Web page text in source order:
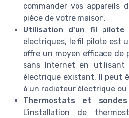
commander vos appareils
pièce de votre maison.
Utilisation d'un fil pilote
électriques, le fil pilote est
offre un moyen efficace de
sans Internet en utilisant
électrique existant. Il peut
à un radiateur électrique
Thermostats et
L'installation de